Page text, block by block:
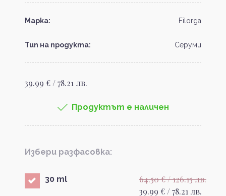
Марка: Filorga
Тип на продукта: Серуми
39.99 € / 78.21 лв.
Продуктът е наличен
Избери разфасовка:
30 ml
64.50 € / 126.15 лв.
39.99 € / 78.21 лв.